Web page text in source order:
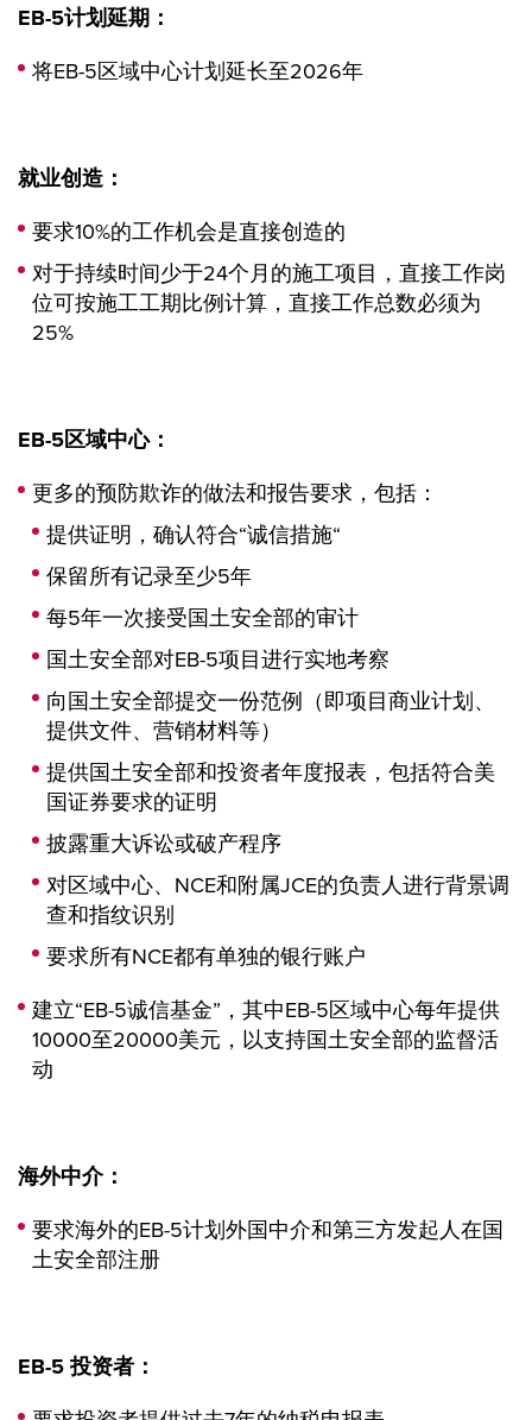
EB-5计划延期：
将EB-5区域中心计划延长至2026年
就业创造：
要求10%的工作机会是直接创造的
对于持续时间少于24个月的施工项目，直接工作岗
位可按施工工期比例计算，直接工作总数必须为
25%
EB-5区域中心：
更多的预防欺诈的做法和报告要求，包括：
提供证明，确认符合“诚信措施“
保留所有记录至少5年
每5年一次接受国土安全部的审计
国土安全部对EB-5项目进行实地考察
向国土安全部提交一份范例（即项目商业计划、
提供文件、营销材料等）
提供国土安全部和投资者年度报表，包括符合美
国证券要求的证明
披露重大诉讼或破产程序
对区域中心、NCE和附属JCE的负责人进行背景调
查和指纹识别
要求所有NCE都有单独的银行账户
建立“EB-5诚信基金”，其中EB-5区域中心每年提供
10000至20000美元，以支持国土安全部的监督活
动
海外中介：
要求海外的EB-5计划外国中介和第三方发起人在国
土安全部注册
EB-5投资者：